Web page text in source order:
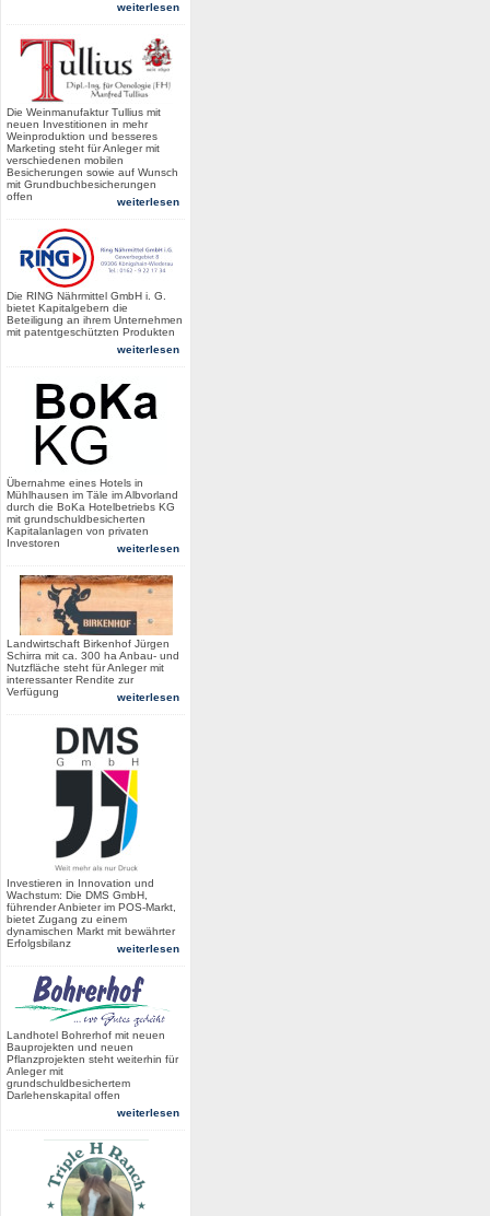
weiterlesen
Die Weinmanufaktur Tullius mit
neuen Investitionen in mehr
Weinproduktion und besseres
Marketing steht für Anleger mit
verschiedenen mobilen
Besicherungen sowie auf Wunsch
mit Grundbuchbesicherungen
offen
weiterlesen
Die RING Nährmittel GmbH i. G.
bietet Kapitalgebern die
Beteiligung an ihrem Unternehmen
mit patentgeschützten Produkten
weiterlesen
Übernahme eines Hotels in
Mühlhausen im Täle im Albvorland
durch die BoKa Hotelbetriebs KG
mit grundschuldbesicherten
Kapitalanlagen von privaten
Investoren
weiterlesen
Landwirtschaft Birkenhof Jürgen
Schirra mit ca. 300 ha Anbau- und
Nutzfläche steht für Anleger mit
interessanter Rendite zur
Verfügung
weiterlesen
Investieren in Innovation und
Wachstum: Die DMS GmbH,
führender Anbieter im POS-Markt,
bietet Zugang zu einem
dynamischen Markt mit bewährter
Erfolgsbilanz
weiterlesen
Landhotel Bohrerhof mit neuen
Bauprojekten und neuen
Pflanzprojekten steht weiterhin für
Anleger mit
grundschuldbesichertem
Darlehenskapital offen
weiterlesen